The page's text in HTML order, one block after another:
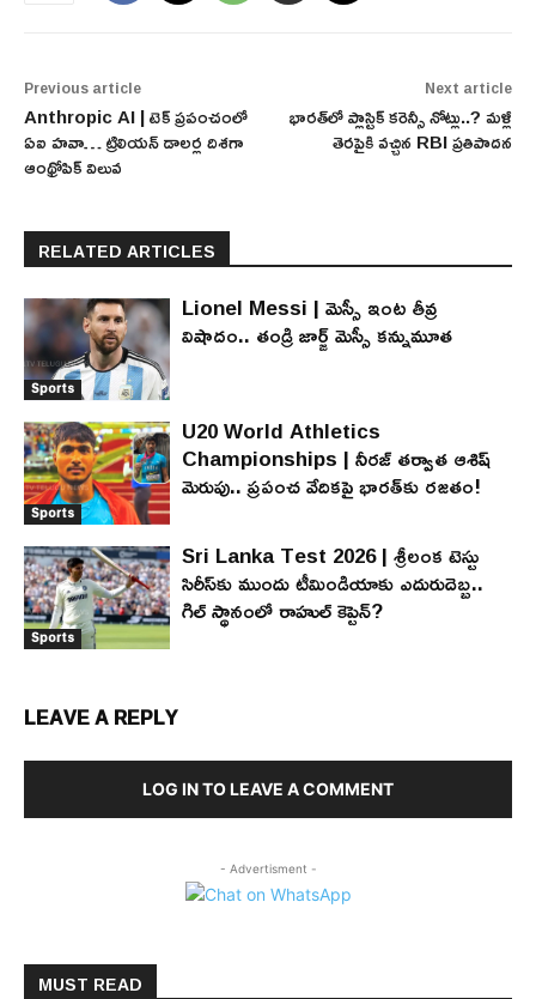
Previous article
Anthropic AI | టెక్ ప్రపంచంలో
ఏఐ హవా… ట్రిలియన్ డాలర్ల దిశగా
ఆంథ్రోపిక్ విలువ
Next article
భారత్‌లో ప్లాస్టిక్ కరెన్సీ నోట్లు..? మళ్లీ
తెరపైకి వచ్చిన RBI ప్రతిపాదన
RELATED ARTICLES
Sports
Lionel Messi | మెస్సీ ఇంట తీవ్ర
విషాదం.. తండ్రి జార్జ్ మెస్సీ కన్నుమూత
Sports
U20 World Athletics
Championships | నీరజ్ తర్వాత ఆశిష్
మెరుపు.. ప్రపంచ వేదికపై భారత్‌కు రజతం!
Sports
Sri Lanka Test 2026 | శ్రీలంక టెస్టు
సిరీస్‌కు ముందు టీమిండియాకు ఎదురుదెబ్బ..
గిల్ స్థానంలో రాహుల్ కెప్టెన్?
LEAVE A REPLY
LOG IN TO LEAVE A COMMENT
- Advertisment -
MUST READ